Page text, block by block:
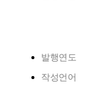
발행연도
작성언어